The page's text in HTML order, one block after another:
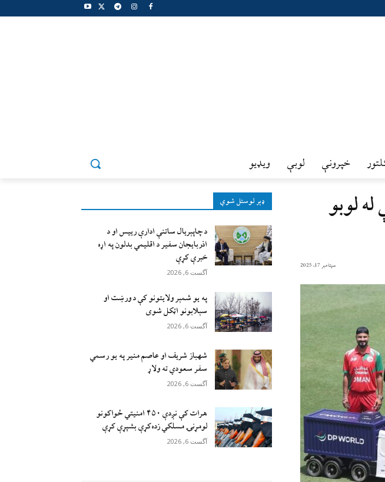
خپرونې لوبې ويډيو
ډېر لوستل شوي
د چاپېریال ساتنې ادارې رییس او د
اذربایجان سفیر د اقلیمي بدلون په اړه
خبرې کړې
آگست 6, 2026
په یو شمېر ولایتونو کې د ورښت او
سېلابونو اټکل شوی
آگست 6, 2026
شهباز شریف او عاصم منیر په یو رسمي
سفر سعودي ته ولاړ
آگست 6, 2026
هرات کې نږدې ۴۵۰ امنيتي ځواکونو
لومړنۍ مسلکي زده‌کړې بشپړې کړې
آگست 6, 2026
لوبو
سپتامبر 17, 2025